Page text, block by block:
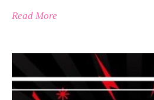
Read More